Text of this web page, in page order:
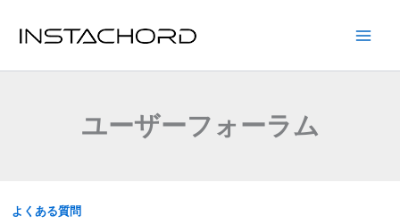
ユーザーフォーラム
よくある質問